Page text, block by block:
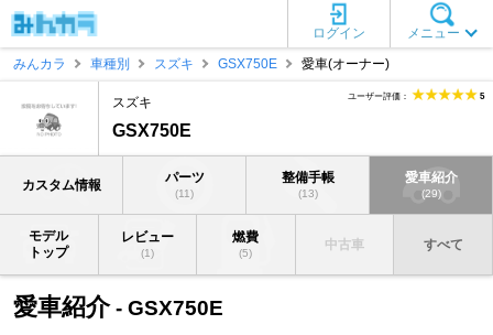
メニュー
ログイン
みんカラ
車種別 スズキ GSX750E 愛車(オーナー)
スズキ
GSX750E
ユーザー評価： 5
カスタム情報 パーツ
(11)
整備手帳
(13)
愛車紹介
(29)
モデル
トップ
レビュー
(1)
燃費
(5)
中古車 すべて
愛車紹介- GSX750E